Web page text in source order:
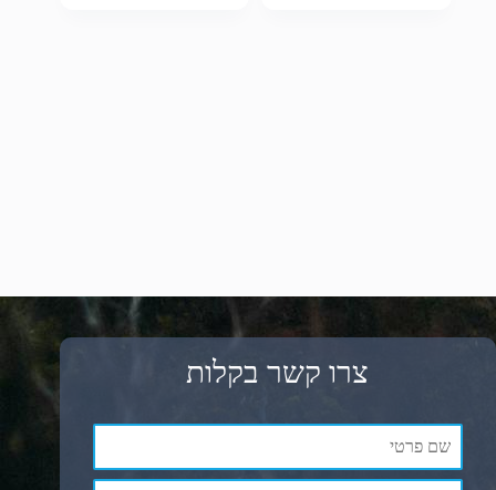
צרו קשר בקלות